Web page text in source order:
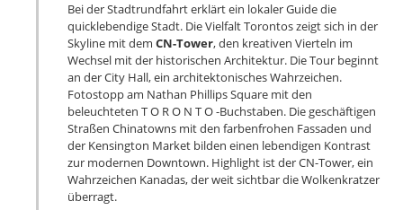
Bei der Stadtrundfahrt erklärt ein lokaler Guide die
quicklebendige Stadt. Die Vielfalt Torontos zeigt sich in der
Skyline mit dem CN-Tower, den kreativen Vierteln im
Wechsel mit der historischen Architektur. Die Tour beginnt
an der City Hall, ein architektonisches Wahrzeichen.
Fotostopp am Nathan Phillips Square mit den
beleuchteten T O R O N T O -Buchstaben. Die geschäftigen
Straßen Chinatowns mit den farbenfrohen Fassaden und
der Kensington Market bilden einen lebendigen Kontrast
zur modernen Downtown. Highlight ist der CN-Tower, ein
Wahrzeichen Kanadas, der weit sichtbar die Wolkenkratzer
überragt.